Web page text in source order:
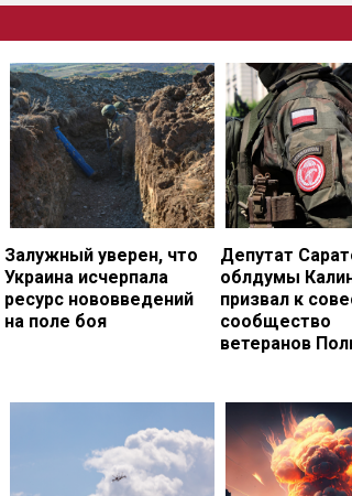
Залужный уверен, что
Украина исчерпала
ресурс нововведений
на поле боя
Депутат
облдумы
призвал к
сообщество
ветеранов